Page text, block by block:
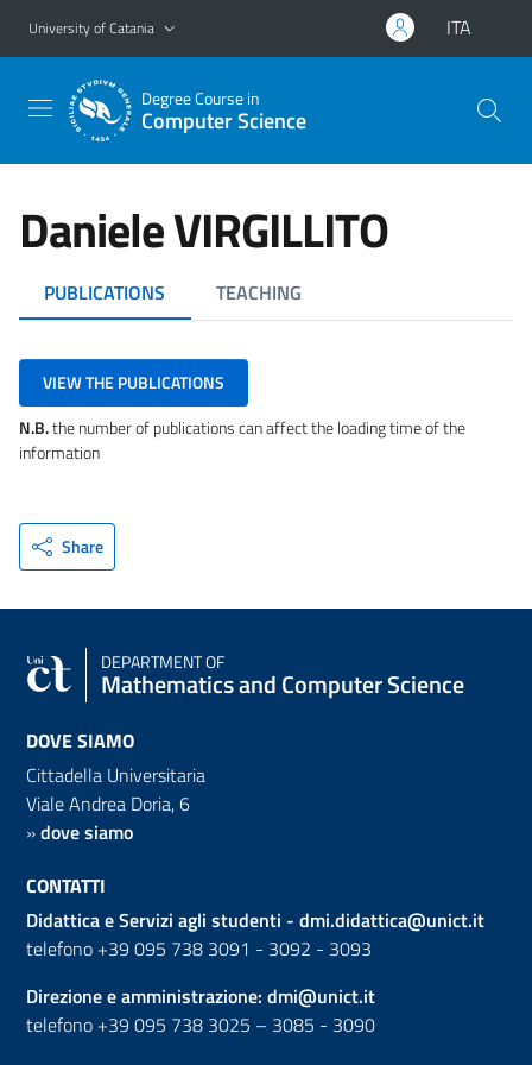
Go to main content
Go to navigation menu
University of Catania ITA
Degree Course in
Computer Science
Daniele VIRGILLITO
PUBLICATIONS TEACHING
VIEW THE PUBLICATIONS
N.B.the number of publications can affect the loading time of the
information
Share
DEPARTMENT OF
Mathematics and Computer Science
DOVE SIAMO
Cittadella Universitaria
Viale Andrea Doria, 6
»dove siamo
CONTATTI
Didattica e Servizi agli studenti - dmi.didattica@unict.it
telefono +39 095 738 3091 - 3092 - 3093
Direzione e amministrazione: dmi@unict.it
telefono +39 095 738 3025 – 3085 - 3090